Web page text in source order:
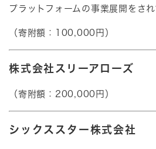
プラットフォームの事業展開をされ
（寄附額：100,000円）
株式会社スリーアローズ
​​（寄附額：200,000円）
シックススター株式会社